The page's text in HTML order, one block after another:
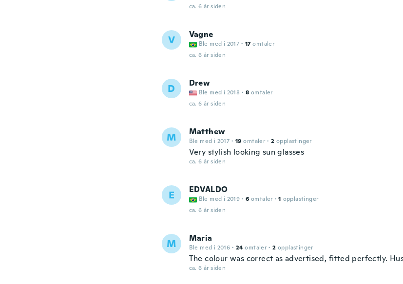
ca. 6 år siden
V Vagne
Ble med i 2017 · 17 omtaler
ca. 6 år siden
D Drew
Ble med i 2018 · 8 omtaler
ca. 6 år siden
M Matthew
Ble med i 2017 · 19 omtaler · 2 opplastinger
Very stylish looking sun glasses
ca. 6 år siden
E EDVALDO
Ble med i 2019 · 6 omtaler · 1 opplastinger
ca. 6 år siden
M Maria
Ble med i 2016 · 24 omtaler · 2 opplastinger
The colour was correct as advertised, fitted perfectly.
ca. 6 år siden